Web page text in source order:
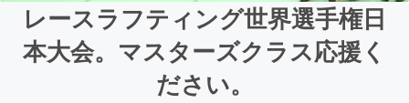
レースラフティング世界選手権日
本大会。マスターズクラス応援く
ださい。